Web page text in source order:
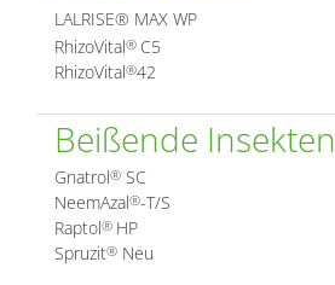
LALRISE® MAX WP
RhizoVital® C5
RhizoVital®42
Beißende Insekten
Gnatrol®SC
NeemAzal®-T/S
Raptol® HP
Spruzit®Neu